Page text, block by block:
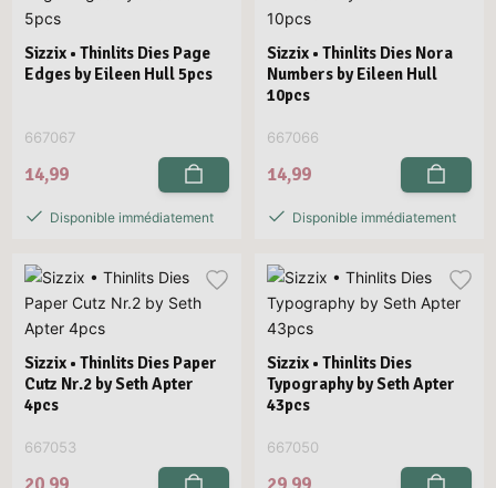
Sizzix • Thinlits Dies Page
Edges by Eileen Hull 5pcs
667067
14,99
Disponible immédiatement
Sizzix • Thinlits Dies Nora
Numbers by Eileen Hull
10pcs
667066
14,99
Disponible immédiatement
Sizzix • Thinlits Dies Paper
Cutz Nr.2 by Seth Apter
4pcs
667053
Sizzix • Thinlits Dies
Typography by Seth Apter
43pcs
667050